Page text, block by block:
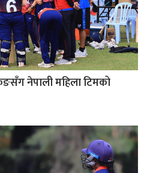
नेपाली महिला टिमको